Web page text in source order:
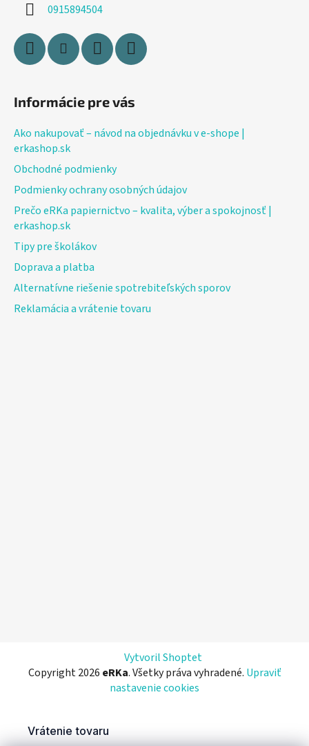
0915894504
Informácie pre vás
Ako nakupovať – návod na objednávku v e-shope |
erkashop.sk
Obchodné podmienky
Podmienky ochrany osobných údajov
Prečo eRKa papiernictvo – kvalita, výber a spokojnosť |
erkashop.sk
Tipy pre školákov
Doprava a platba
Alternatívne riešenie spotrebiteľských sporov
Reklamácia a vrátenie tovaru
Vytvoril Shoptet
Copyright 2026 eRKa. Všetky práva vyhradené. Upraviť
nastavenie cookies